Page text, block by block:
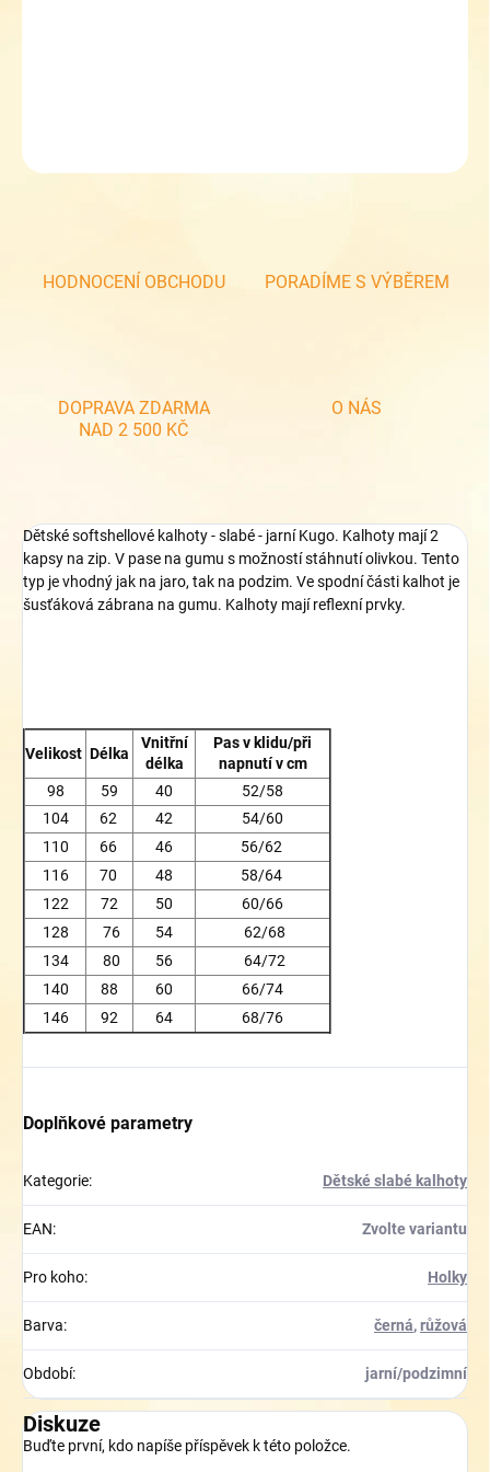
HODNOCENÍ OBCHODU PORADÍME S VÝBĚREM
DOPRAVA ZDARMA
NAD 2 500 KČ
O NÁS
Dětské softshellové kalhoty - slabé - jarní Kugo. Kalhoty mají 2
kapsy na zip. V pase na gumu s možností stáhnutí olivkou. Tento
typ je vhodný jak na jaro, tak na podzim. Ve spodní části kalhot je
šusťáková zábrana na gumu. Kalhoty mají reflexní prvky.
Velikost Délka
Vnitřní
délka
Pas v klidu/při
napnutí v cm
98
59 40
52/58
104
62 42
54/60
110
66 46
56/62
116
70 48
58/64
122
72 50
60/66
128
76 54
62/68
134
80 56
64/72
140
88 60
66/74
146
92 64 68/76
Doplňkové parametry
Kategorie: Dětské slabé kalhoty
EAN: Zvolte variantu
Pro koho: Holky
Barva: černá,růžová
Období: jarní/podzimní
Diskuze
Buďte první, kdo napíše příspěvek k této položce.